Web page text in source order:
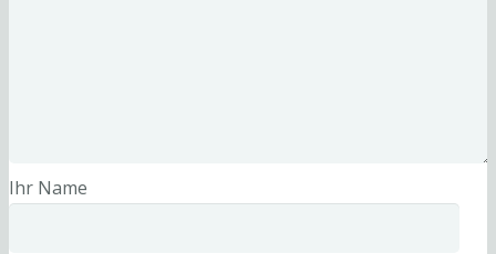
Ihr Name